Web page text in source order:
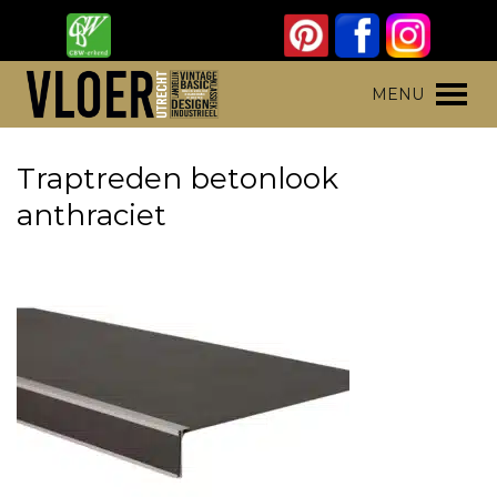
content
MENU
Traptreden betonlook
anthraciet